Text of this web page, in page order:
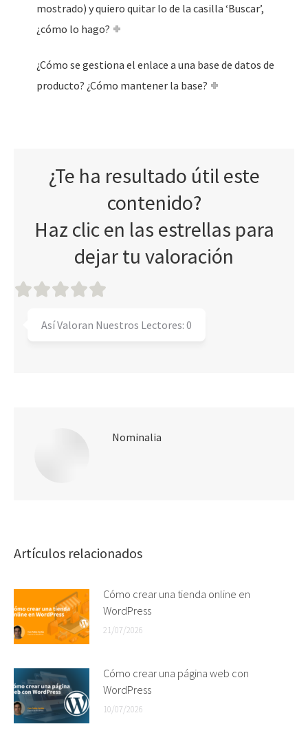
mostrado) y quiero quitar lo de la casilla ‘Buscar’,
¿cómo lo hago?
¿Cómo se gestiona el enlace a una base de datos de
producto? ¿Cómo mantener la base?
¿Te ha resultado útil este
contenido?
Haz clic en las estrellas para
dejar tu valoración
Así Valoran Nuestros Lectores: 0
Nominalia
Artículos relacionados
Cómo crear una tienda online en
WordPress
21/07/2026
Cómo crear una página web con
WordPress
10/07/2026